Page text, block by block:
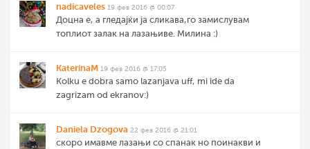
nadicaveles 19 фев 2016 @ 00:07
Доцна е, а гледајќи ја сликава,го замислувам
топлиот залак на лазањиве. Милина :)
KaterinaM 19 фев 2016 @ 17:05
Kolku e dobra samo lazanjava uff, mi ide da
zagrizam od ekranov:)
Daniela Dzogova 22 фев 2016 @ 21:01
скоро имавме лазањи со спанак но поинакви и